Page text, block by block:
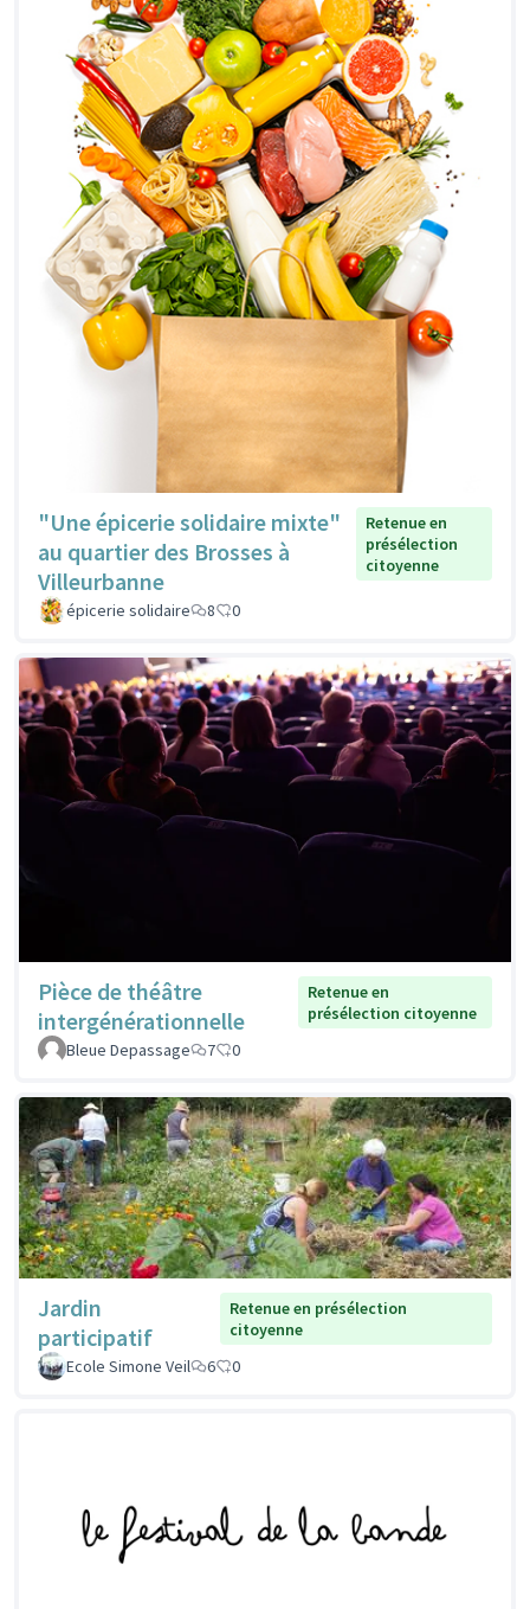
"Une épicerie solidaire mixte"
au quartier des Brosses à
Villeurbanne
Retenue en
présélection
citoyenne
épicerie solidaire 8 0
Pièce de théâtre
intergénérationnelle
Retenue en
présélection citoyenne
Bleue Depassage
7 0
Jardin
participatif
Retenue en présélection
citoyenne
Ecole Simone Veil
6 0